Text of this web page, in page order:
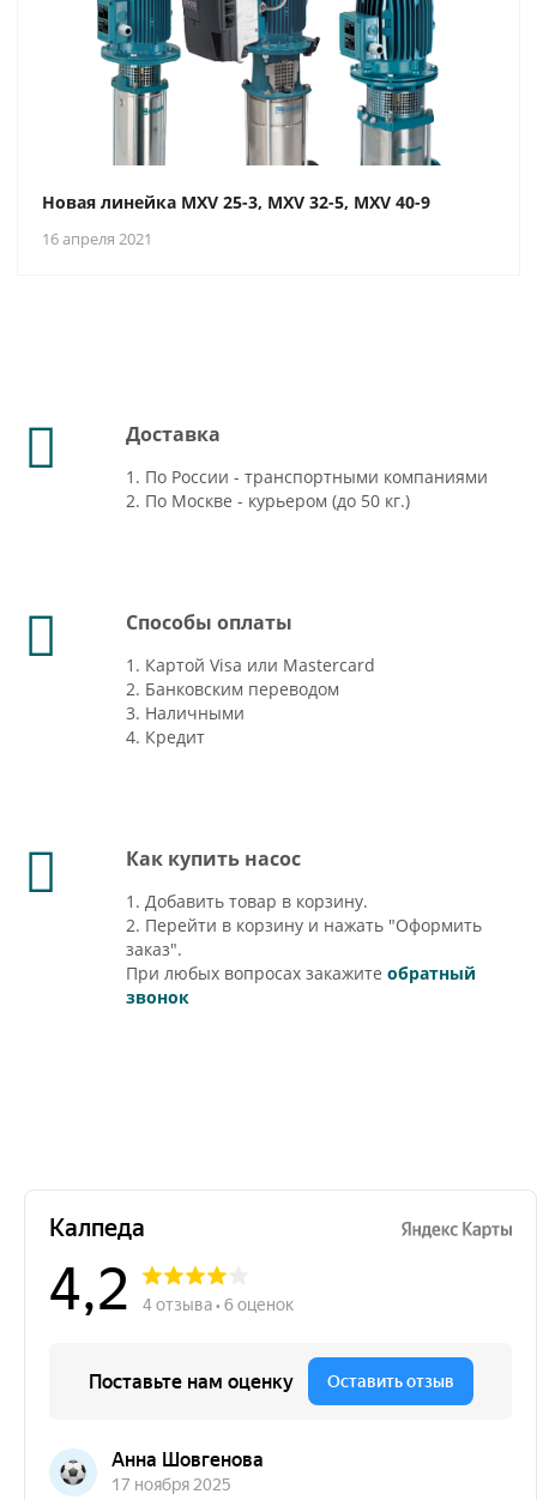
Новая линейка MXV 25-3, MXV 32-5, MXV 40-9
16 апреля 2021
Доставка
1. По России - транспортными компаниями
2. По Москве - курьером (до 50 кг.)
Способы оплаты
1. Картой Visa или Mastercard
2. Банковским переводом
3. Наличными
4. Кредит
Как купить насос
1. Добавить товар в корзину.
2. Перейти в корзину и нажать "Оформить
заказ".
При любых вопросах закажите обратный
звонок